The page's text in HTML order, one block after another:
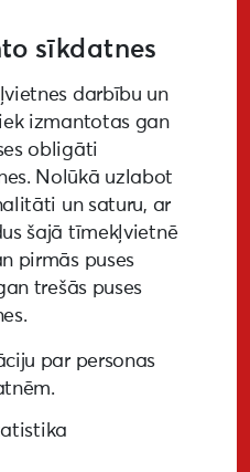
LKA PĒTĪJUMS
sīkdatnes
darbību un
izmantotas gan
obligāti
Nolūkā uzlabot
un saturu, ar
šajā tīmekļvietnē
pirmās puses
trešās puses
par personas